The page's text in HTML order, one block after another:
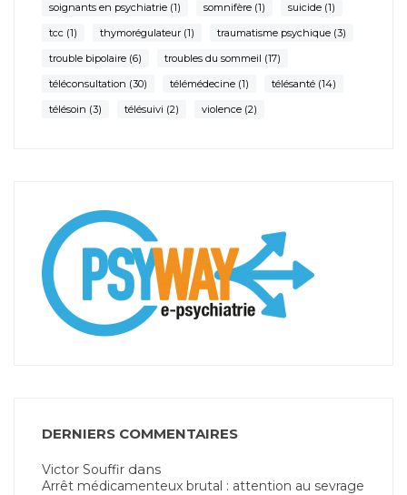
soignants en psychiatrie (1) somnifère (1) suicide (1)
tcc (1) thymorégulateur (1) traumatisme psychique (3)
trouble bipolaire (6) troubles du sommeil (17)
téléconsultation (30) télémédecine (1) télésanté (14)
télésoin (3) télésuivi (2) violence (2)
DERNIERS COMMENTAIRES
Victor Souffir dans
Arrêt médicamenteux brutal : attention au sevrage